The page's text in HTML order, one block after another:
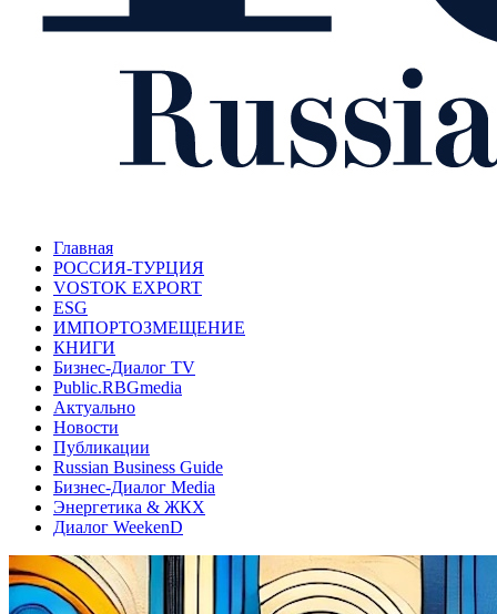
Главная
РОССИЯ-ТУРЦИЯ
VOSTOK EXPORT
ESG
ИМПОРТОЗМЕЩЕНИЕ
КНИГИ
Бизнес-Диалог TV
Public.RBGmedia
Актуально
Новости
Публикации
Russian Business Guide
Бизнес-Диалог Media
Энергетика & ЖКХ
Диалог WeekenD